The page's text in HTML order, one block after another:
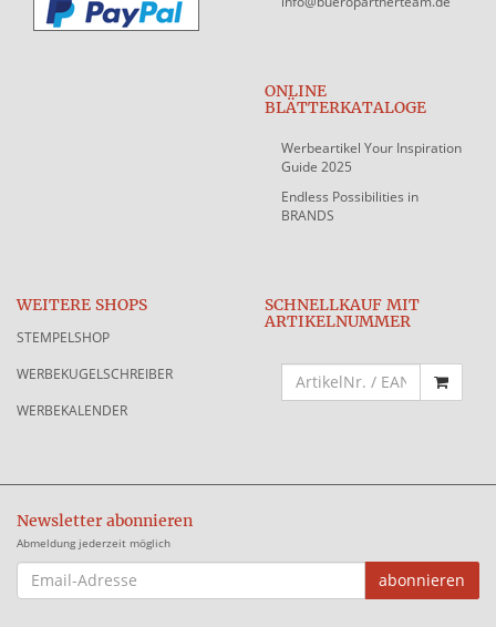
ONLINE
BLÄTTERKATALOGE
Werbeartikel Your Inspiration
Guide 2025
Endless Possibilities in
BRANDS
WEITERE SHOPS
STEMPELSHOP
WERBEKUGELSCHREIBER
WERBEKALENDER
SCHNELLKAUF MIT
ARTIKELNUMMER
Newsletter abonnieren
Abmeldung jederzeit möglich
EMAIL-
ADRESSE
abonnieren